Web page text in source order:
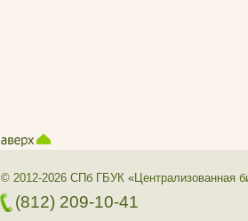
© 2012-2026 СПб ГБУК «Централизованная
(812) 209-10-41